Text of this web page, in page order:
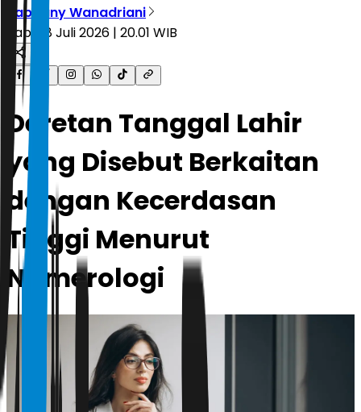
Rabbany Wanadriani
Rabu, 8 Juli 2026 | 20.01 WIB
Deretan Tanggal Lahir
yang Disebut Berkaitan
dengan Kecerdasan
Tinggi Menurut
Numerologi